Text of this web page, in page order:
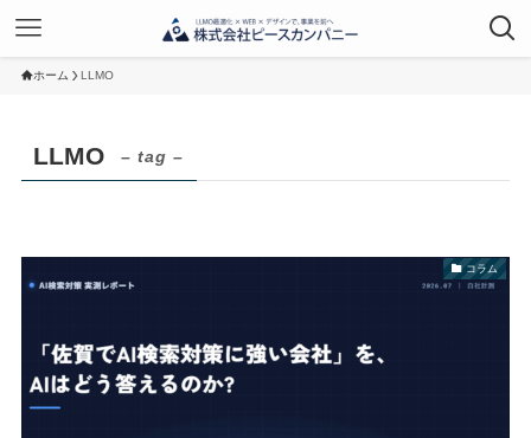
ホーム LLMO
LLMO – tag –
コラム